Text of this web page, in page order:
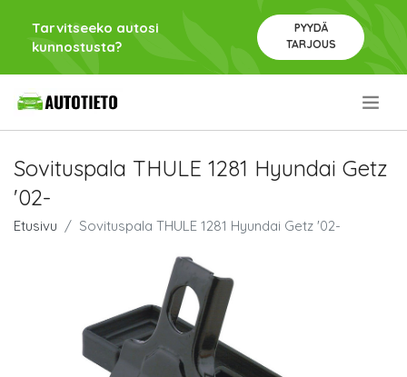
Tarvitseeko autosi
kunnostusta?
PYYDÄ
TARJOUS
Sovituspala THULE 1281 Hyundai Getz
'02-
Etusivu Sovituspala THULE 1281 Hyundai Getz '02-